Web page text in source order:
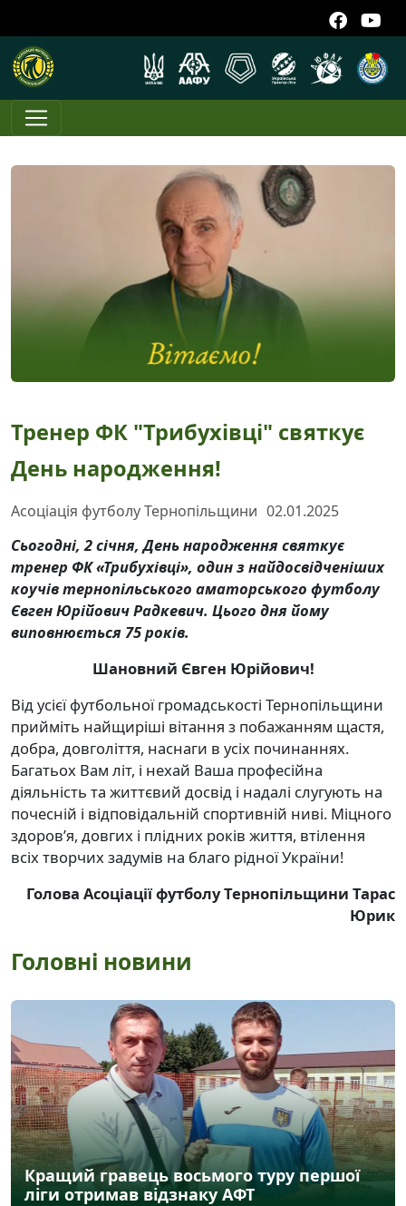
Тренер ФК "Трибухівці" святкує
День народження!
Асоціація футболу Тернопільщини 02.01.2025
Сьогодні, 2 січня, День народження святкує
тренер ФК «Трибухівці», один з найдосвідченіших
коучів тернопільського аматорського футболу
Євген Юрійович Радкевич. Цього дня йому
виповнюється 75 років.
Шановний Євген Юрійович!
Від усієї футбольної громадськості Тернопільщини
прийміть найщиріші вітання з побажанням щастя,
добра, довголіття, наснаги в усіх починаннях.
Багатьох Вам літ, і нехай Ваша професійна
діяльність та життєвий досвід і надалі слугують на
почесній і відповідальній спортивній ниві. Міцного
здоров’я, довгих і плідних років життя, втілення
всіх творчих задумів на благо рідної України!
Голова Асоціації футболу Тернопільщини Тарас
Юрик
Головні новини
Кращий гравець восьмого туру першої
ліги отримав відзнаку АФТ